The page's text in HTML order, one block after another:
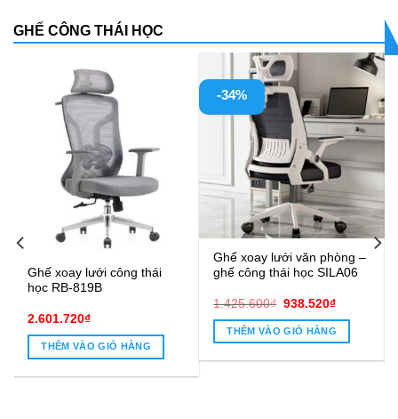
GHẾ CÔNG THÁI HỌC
Ghế xoay lưới công thái
học RB-819B
2.601.720₫
THÊM VÀO GIỎ HÀNG
-34%
Ghế xoay lưới văn phòng –
ghế công thái học SILA06
1.425.600₫ Giá
là:
1.425.600₫.
938.520₫Giá
tại
là:
THÊM VÀO GIỎ HÀNG